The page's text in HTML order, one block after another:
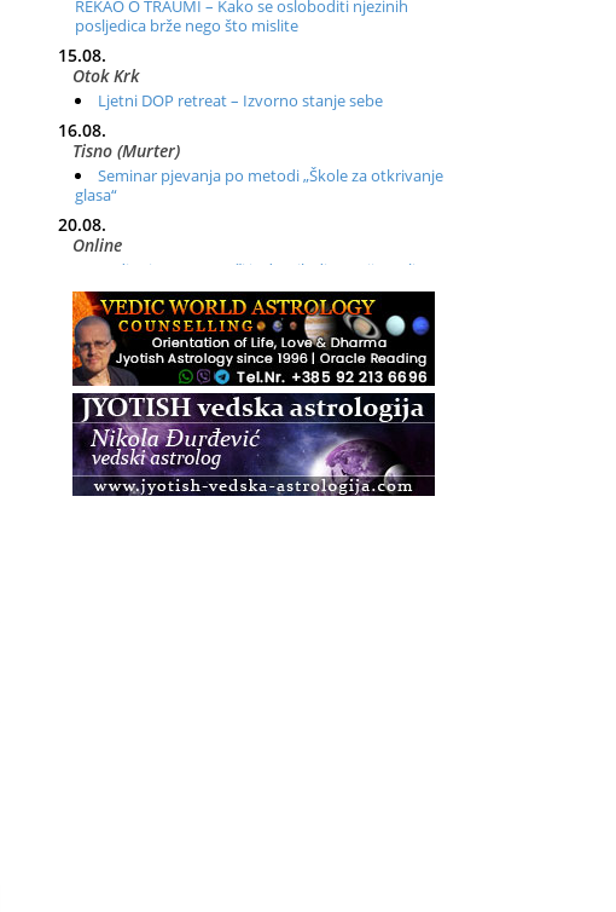
REKAO O TRAUMI – Kako se osloboditi njezinih
posljedica brže nego što mislite
15.08.
Otok Krk
Ljetni DOP retreat – Izvorno stanje sebe
16.08.
Tisno (Murter)
Seminar pjevanja po metodi „Škole za otkrivanje
glasa“
20.08.
Online
Radionica: Pomagači iz drugih dimenzija Online –
otvoreno za sve
21.08.
Zagreb+Online
Osnovni ThetaHealing® tečaj, Zagreb i Online
22.08.
Pula
Access BARS®, otpusti stres
23.08.
Pula